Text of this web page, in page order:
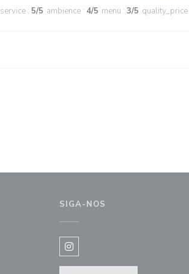
service : 5/5 ambience : 4/5 menu : 3/5 quality_price
SIGA-NOS
Instagram ((abre numa nova